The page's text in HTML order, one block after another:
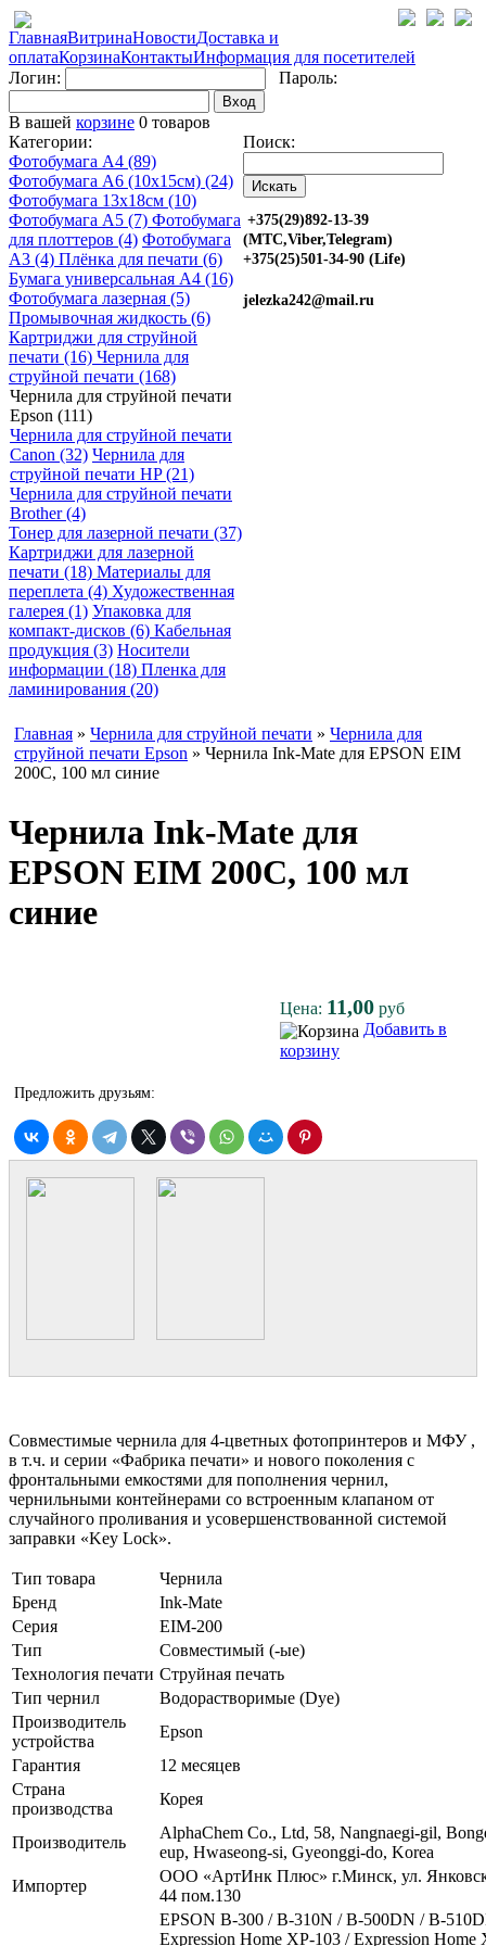
ГлавнаяВитринаНовостиДоставка и
оплатаКорзинаКонтактыИнформация для посетителей
Логин:
Пароль:
Вход
В вашей корзине 0 товаров
Категории:
Фотобумага A4 (89)
Фотобумага A6 (10х15см) (24)
Фотобумага 13х18см (10)
Фотобумага A5 (7) Фотобумага
для плоттеров (4) Фотобумага
A3 (4) Плёнка для печати (6)
Бумага универсальная A4 (16)
Фотобумага лазерная (5)
Промывочная жидкость (6)
Картриджи для струйной
печати (16) Чернила для
струйной печати (168)
Чернила для струйной печати
Epson (111)
Чернила для струйной печати
Canon (32) Чернила для
струйной печати HP (21)
Чернила для струйной печати
Brother (4)
Тонер для лазерной печати (37)
Картриджи для лазерной
печати (18) Материалы для
переплета (4) Художественная
галерея (1) Упаковка для
компакт-дисков (6) Кабельная
продукция (3) Носители
информации (18) Пленка для
ламинирования (20)
Поиск:
+375(29)892-13-39
(МТС,Viber,Telegram)
+375(25)501-34-90 (Life)
jelezka242@mail.ru
Главная » Чернила для струйной печати » Чернила для
струйной печати Epson » Чернила Ink-Mate для EPSON EIM
200C, 100 мл синие
Чернила Ink-Mate для
EPSON EIM 200C, 100 мл
синие
Цена: 11,00 руб
Добавить в
корзину
Предложить друзьям:
Совместимые чернила для 4-цветных фотопринтеров и МФУ ,
в т.ч. и серии «Фабрика печати» и нового поколения с
фронтальными емкостями для пополнения чернил,
чернильными контейнерами со встроенным клапаном от
случайного проливания и усовершенствованной системой
заправки «Key Lock».
Тип товара
Чернила
Бренд
Ink-Mate
Серия
EIM-200
Тип
Совместимый (-ые)
Технология печати Струйная печать
Тип чернил
Водорастворимые (Dye)
Производитель
устройства
Epson
Гарантия
12 месяцев
Страна
производства
Корея
Производитель
AlphaChem Сo., Ltd, 58, Nangnaegi-gil,
eup, Hwaseong-si, Gyeonggi-do, Korea
Импортер
ООО «АртИнк Плюс» г.Минск, ул.
44 пом.130
EPSON B-300 / B-310N / B-500DN / B-
Expression Home XP-103 / Expression Home